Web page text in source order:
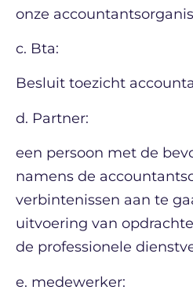
onze
c. Bta:
Besluit toezicht
d. Partner:
een persoon met de
namens de
verbintenissen aan te
uitvoering van
de professionele
e. medewerker: